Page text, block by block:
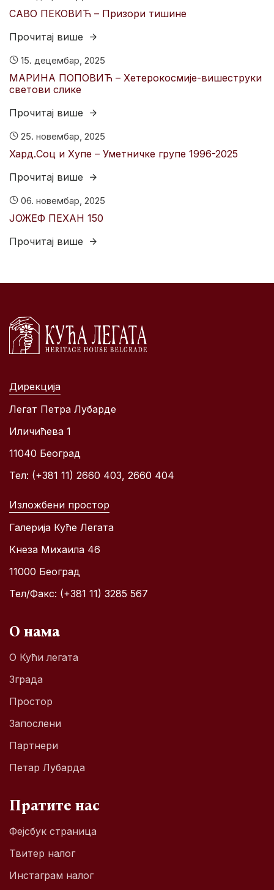
САВО ПЕКОВИЋ – Призори тишине
Прочитај више
15. децембар, 2025
МАРИНА ПОПОВИЋ – Хетерокосмије-вишеструки
светови слике
Прочитај више
25. новембар, 2025
Хард.Соц и Хyпе – Уметничке групе 1996-2025
Прочитај више
06. новембар, 2025
ЈОЖЕФ ПЕХАН 150
Прочитај више
Дирекција
Легат Петра Лубарде
Иличићева 1
11040 Београд
Тел: (+381 11) 2660 403, 2660 404
Изложбени простор
Галерија Куће Легата
Кнеза Михаила 46
11000 Београд
Тел/Факс: (+381 11) 3285 567
О нама
О Кући легата
Зграда
Простор
Запослени
Партнери
Петар Лубарда
Пратите нас
Фејсбук страница
Твитер налог
Инстаграм налог